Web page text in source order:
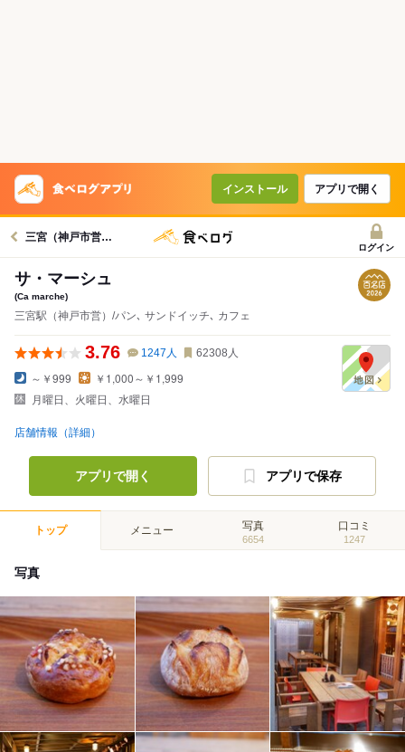
インストール アプリで開く
三宮（神戸市営）駅グルメへ
ログイン
サ・マーシュ
(Ca marche)
三宮駅（神戸市営）/パン､ サンドイッチ､ カフェ
3.76 1247 人 62308 人
～￥999
￥1,000～￥1,999
月曜日、火曜日、水曜日
店舗情報（詳細）
アプリで開く アプリで保存
トップ メニュー 写真
6654
口コミ
1247
写真